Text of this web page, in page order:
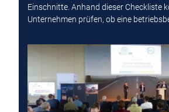
Einschnitte. Anhand dieser Checkliste
Unternehmen prüfen, ob eine